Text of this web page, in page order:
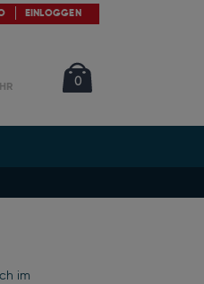
EINLOGGEN
0Artikel
im